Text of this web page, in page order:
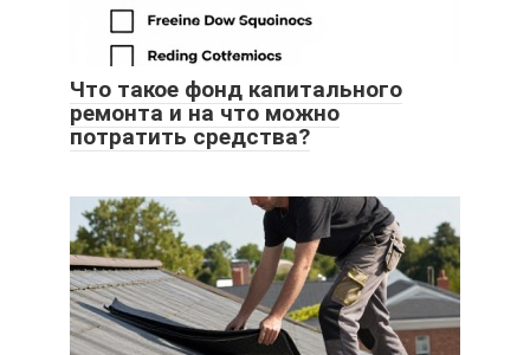
Что такое фонд капитального
ремонта и на что можно
потратить средства?